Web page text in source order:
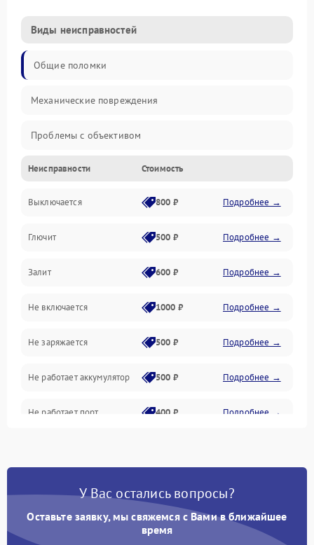
Виды неисправностей
Общие поломки
Механические повреждения
Проблемы с объективом
Электронные ошибки
Механические проблемы
Матрица и оптика
Питание и питание цепей
Проблемы с картами памяти
Объективы
Программные сбои
Коммуникации и интерфейсы
Неисправности Стоимость
Выключается 800 ₽ Подробнее →
Глючит 500 ₽ Подробнее →
Залит 600 ₽ Подробнее →
Не включается 1000 ₽ Подробнее →
Не заряжается 500 ₽ Подробнее →
Не работает аккумулятор 500 ₽ Подробнее →
Не работает порт 400 ₽ Подробнее →
У Вас остались вопросы?
Оставьте заявку, мы свяжемся с Вами в ближайшее
время